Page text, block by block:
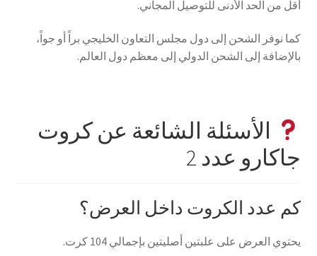
أقل من الحد الأدنى للتوصيل المجاني.
كما نوفر الشحن إلى دول مجلس التعاون الخليجي براً أو جواً،
بالإضافة إلى الشحن الدولي إلى معظم دول العالم.
الأسئلة الشائعة عن كروت
جاكارو عدد 2
كم عدد الكروت داخل العرض؟
يحتوي العرض على علبتين أصليتين بإجمالي 104 كرت.